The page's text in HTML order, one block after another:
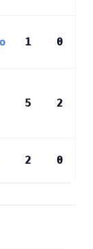
1 0
5 2
2 0